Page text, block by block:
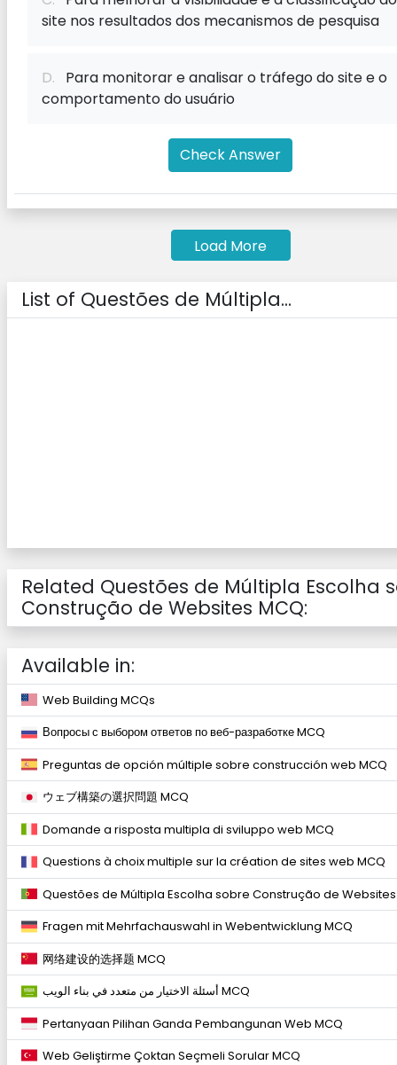
site nos resultados dos mecanismos de pesquisa
D. Para monitorar e analisar o tráfego do site e o
comportamento do usuário
Check Answer
Load More
List of Questões de Múltipla...
Related Questões de Múltipla Escolha
Construção de Websites MCQ:
Available in:
Web Building MCQs
Вопросы с выбором ответов по веб-разработке MCQ
Preguntas de opción múltiple sobre construcción web MCQ
ウェブ構築の選択問題 MCQ
Domande a risposta multipla di sviluppo web MCQ
Questions à choix multiple sur la création de sites web MCQ
Questões de Múltipla Escolha sobre Construção de Websites
Fragen mit Mehrfachauswahl in Webentwicklung MCQ
网络建设的选择题 MCQ
أسئلة الاختيار من متعدد في بناء الويب MCQ
Pertanyaan Pilihan Ganda Pembangunan Web MCQ
Web Geliştirme Çoktan Seçmeli Sorular MCQ